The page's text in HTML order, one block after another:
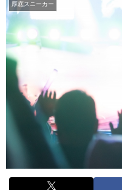
厚底スニーカー